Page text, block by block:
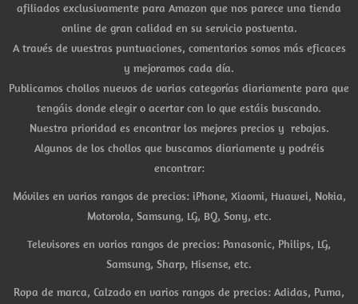
afiliados exclusivamente para Amazon que nos parece una tienda
online de gran calidad en su servicio postventa.
A través de vuestras puntuaciones, comentarios somos más eficaces
y mejoramos cada día.
Publicamos chollos nuevos de varias categorías diariamente para que
tengáis donde elegir o acertar con lo que estáis buscando.
Nuestra prioridad es encontrar los mejores precios y rebajas.
Algunos de los chollos que buscamos diariamente y podréis
encontrar:
Móviles en varios rangos de precios: iPhone, Xiaomi, Huawei, Nokia,
Motorola, Samsung, LG, BQ, Sony, etc.
Televisores en varios rangos de precios: Panasonic, Philips, LG,
Samsung, Sharp, Hisense, etc.
Ropa de marca, Calzado en varios rangos de precios: Adidas, Puma,